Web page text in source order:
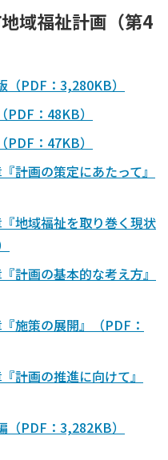
域福祉計画（第4
PDF：3,280KB）
：48KB）
：47KB）
画の策定にあたって』
地域福祉を取り巻く現状
計画の基本的な考え方』
施策の展開』（PDF：
計画の推進に向けて』
PDF：3,282KB）